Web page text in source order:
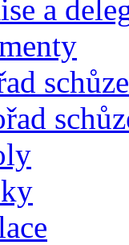
a
schůze